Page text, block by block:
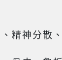
精神分散